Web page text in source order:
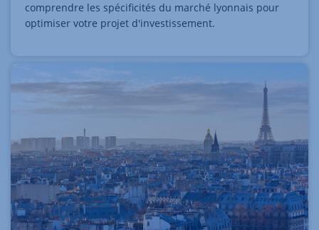
comprendre les spécificités du marché lyonnais pour
optimiser votre projet d'investissement.